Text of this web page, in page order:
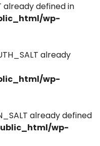
already defined in
wp-
already
wp-
already defined
wp-